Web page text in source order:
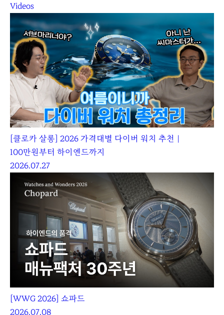
Videos
[클로카 살롱] 2026 가격대별 다이버 워치 추천｜
100만원부터 하이엔드까지
2026.07.27
[WWG 2026] 쇼파드
2026.07.08